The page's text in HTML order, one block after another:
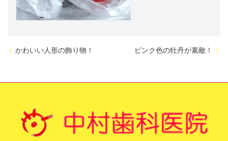
かわいい人形の飾り物！ ピンク色の牡丹が素敵！